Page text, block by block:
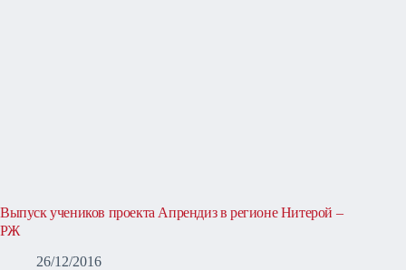
Выпуск учеников проекта Апрендиз в регионе Нитерой –
РЖ
26/12/2016